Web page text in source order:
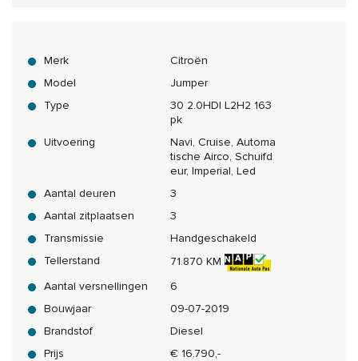
Merk
Citroën
Model
Jumper
Type
30 2.0HDI L2H2 163
pk
Uitvoering
Navi, Cruise, Automa
tische Airco, Schuifd
eur, Imperial, Led
Aantal deuren
3
Aantal zitplaatsen
3
Transmissie
Handgeschakeld
Tellerstand
71.870 KM
Aantal versnellingen
6
Bouwjaar
09-07-2019
Brandstof
Diesel
Prijs
€ 16.790,-